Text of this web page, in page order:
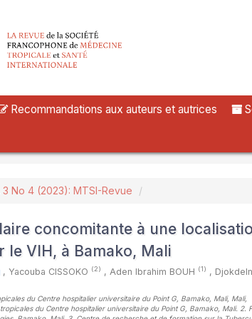
Recommandations aux auteurs et autrices
3 No 4 (2023): MTSI-Revue
concomitante à une
le VIH, à Bamako, Mali
, Yacouba CISSOKO (2) , Aden Ibrahim BOUH (1) ,
du Centre hospitalier universitaire du Point G, Bamako, Mali, Mali,
du Centre hospitalier universitaire du Point G, Bamako, Mali. 2.